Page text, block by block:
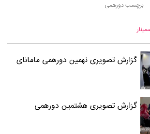
برچسب دورهمی
گزارش تصویری نهمین دورهمی مامانای
گزارش تصویری هشتمین دورهمی